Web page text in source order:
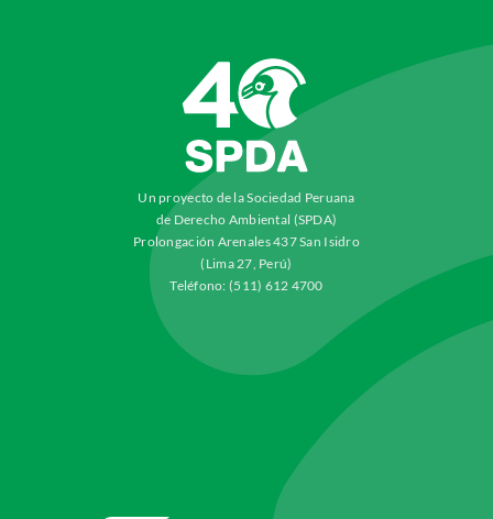
Un proyecto de la Sociedad Peruana
de Derecho Ambiental (SPDA)
Prolongación Arenales 437 San Isidro
(Lima 27, Perú)
Teléfono: (511) 612 4700